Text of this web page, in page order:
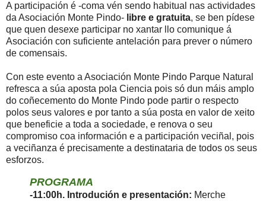
A participación é -coma vén sendo habitual nas actividades
da Asociación Monte Pindo- libre e gratuita, se ben pídese
que quen desexe participar no xantar llo comunique á
Asociación con suficiente antelación para prever o número
de comensais.
Con este evento a Asociación Monte Pindo Parque Natural
refresca a súa aposta pola Ciencia pois só dun máis amplo
do coñecemento do Monte Pindo pode partir o respecto
polos seus valores e por tanto a súa posta en valor de xeito
que beneficie a toda a sociedade, e renova o seu
compromiso coa información e a participación veciñal, pois
a veciñanza é precisamente a destinataria de todos os seus
esforzos.
PROGRAMA
-11:00h. Introdución e presentación: Merche